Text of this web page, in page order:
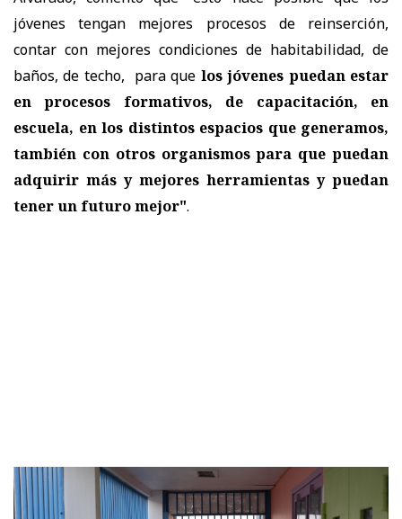
jóvenes tengan mejores procesos de reinserción,
contar con mejores condiciones de habitabilidad, de
baños, de techo, para que los jóvenes puedan estar
en procesos formativos, de capacitación, en
escuela, en los distintos espacios que generamos,
también con otros organismos para que puedan
adquirir más y mejores herramientas y puedan
tener un futuro mejor".